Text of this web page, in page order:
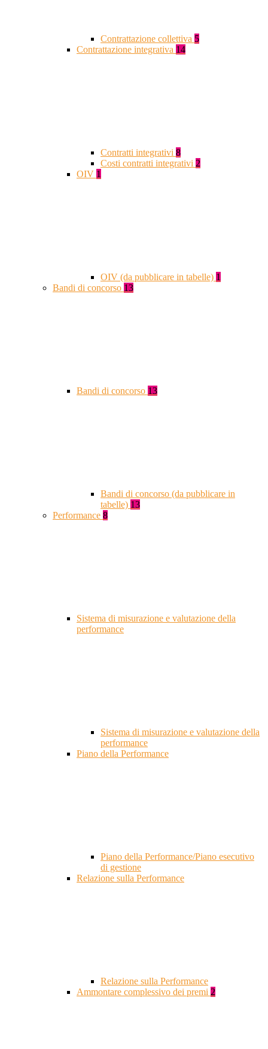
Contrattazione collettiva 5
Contrattazione integrativa 14
Contratti integrativi 8
Costi contratti integrativi 2
OIV 1
OIV (da pubblicare in tabelle) 1
Bandi di concorso 13
Bandi di concorso 13
Bandi di concorso (da pubblicare in
tabelle) 13
Performance 8
Sistema di misurazione e valutazione della
performance
Sistema di misurazione e valutazione della
performance
Piano della Performance
Piano della Performance/Piano esecutivo
di gestione
Relazione sulla Performance
Relazione sulla Performance
Ammontare complessivo dei premi 2